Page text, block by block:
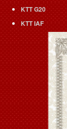
KTT G20
KTT IAF